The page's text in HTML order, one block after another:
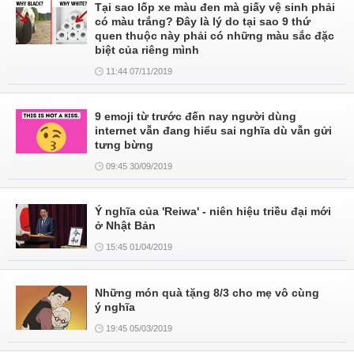
Tại sao lốp xe màu đen mà giấy vệ sinh phải
có màu trắng? Đây là lý do tại sao 9 thứ
quen thuộc này phải có những màu sắc đặc
biệt của riêng mình
11:44 07/11/2019
9 emoji từ trước đến nay người dùng
internet vẫn đang hiểu sai nghĩa dù vẫn gửi
tưng bừng
09:45 30/09/2019
Ý nghĩa của 'Reiwa' - niên hiệu triều đại mới
ở Nhật Bản
15:45 01/04/2019
Những món quà tặng 8/3 cho mẹ vô cùng
ý nghĩa
19:45 05/03/2019